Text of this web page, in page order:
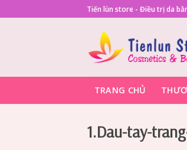
to
Tiến lùn store - Điều trị da
TRANG CHỦ
1.Dau-tay-